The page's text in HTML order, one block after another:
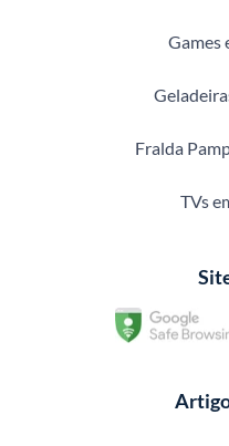
Games
Fralda
TVs